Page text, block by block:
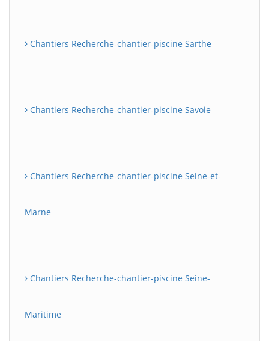
Chantiers Recherche-chantier-piscine Sarthe
Chantiers Recherche-chantier-piscine Savoie
Chantiers Recherche-chantier-piscine Seine-et-
Marne
Chantiers Recherche-chantier-piscine Seine-
Maritime